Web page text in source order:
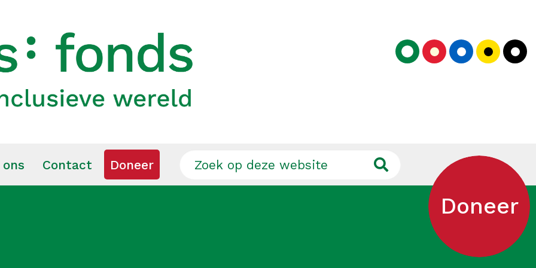
Contact Doneer
Doneer